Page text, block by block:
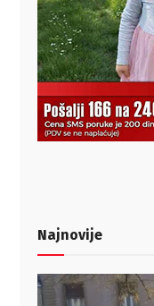
Najnovije